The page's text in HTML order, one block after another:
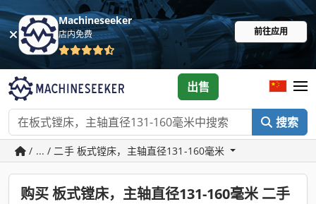
Machineseeker
店内免费 前往应用
搜索
出售
/ ... / 二手 板式镗床，主轴直径131-160毫米
购买 板式镗床，主轴直径131-160毫米 二手